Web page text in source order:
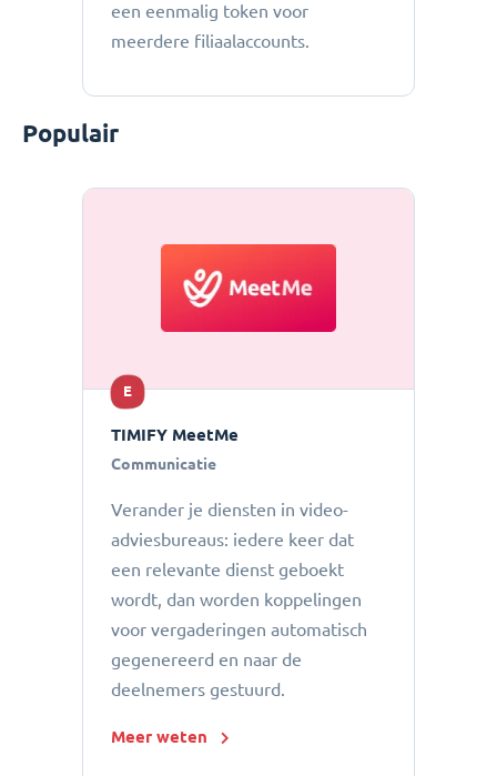
een eenmalig token voor
meerdere filiaalaccounts.
Populair
E
TIMIFY MeetMe
Communicatie
Verander je diensten in video-
adviesbureaus: iedere keer dat
een relevante dienst geboekt
wordt, dan worden koppelingen
voor vergaderingen automatisch
gegenereerd en naar de
deelnemers gestuurd.
Meer weten